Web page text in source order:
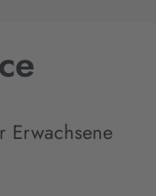
Erwachsene